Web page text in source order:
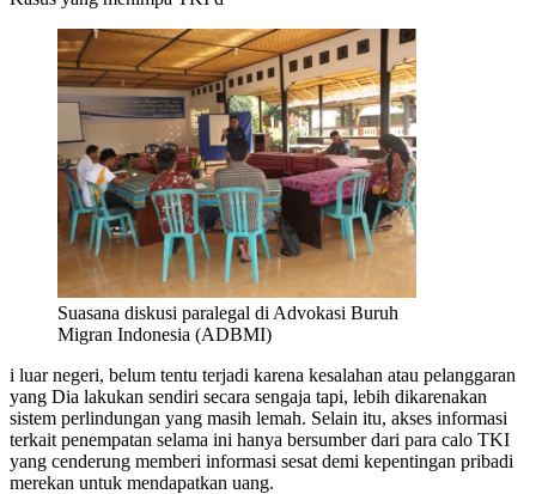
Suasana diskusi paralegal di Advokasi Buruh
Migran Indonesia (ADBMI)
i luar negeri, belum tentu terjadi karena kesalahan atau pelanggaran
yang Dia lakukan sendiri secara sengaja tapi, lebih dikarenakan
sistem perlindungan yang masih lemah. Selain itu, akses informasi
terkait penempatan selama ini hanya bersumber dari para calo TKI
yang cenderung memberi informasi sesat demi kepentingan pribadi
merekan untuk mendapatkan uang.